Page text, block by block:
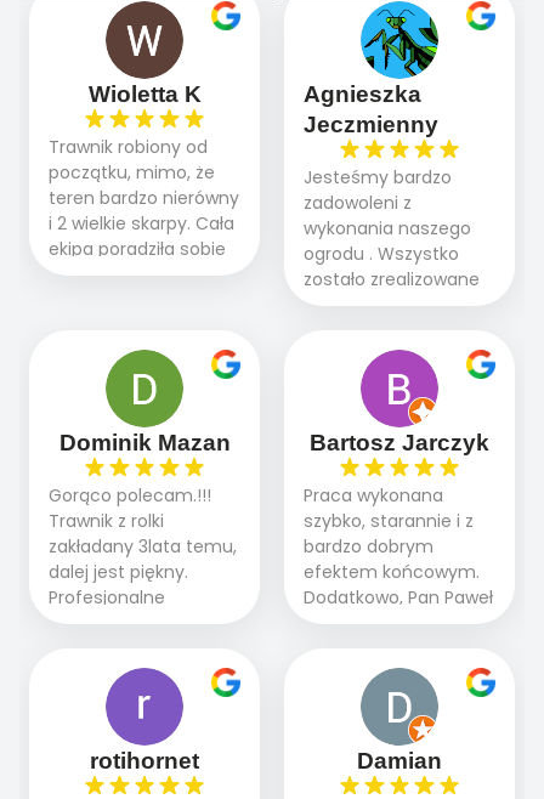
Wioletta K
Trawnik robiony od
początku, mimo, że
teren bardzo nierówny
i 2 wielkie skarpy. Cała
ekipa poradziła sobie
WSPANIALE od
panowie wiedzą co
robią. Wszystko poszło
sprawnie i szybko.
Doradztwo w
pielęgnacji trawnika
teraz i na późniejszym
etapie jest dużym
plusem. Teraz razem
z dzieckiem i małym
pieskiem cieszymy się
pięknym trawnikiem :)
A trawa robi efekt
Agnieszka
Jeczmienny
Jesteśmy bardzo
zadowoleni z
wykonania naszego
ogrodu . Wszystko
zostało zrealizowane
fachowo, rzetelnie i
oczekiwaniami. Prace
przebiegały sprawnie
dzięki temu,że firma
działa kompleksowo :
ogrodnictwo,nawodnienie,
brukarstwo.Efekt
końcowy przerósł
nasze oczekiwania.
Polecamy tę firmę
wszystkim , którzy
marzą o pięknym
Dominik Mazan
Gorąco polecam.!!!
Trawnik z rolki
zakładany 3lata temu,
dalej jest piękny.
Profesjonalne
podejście do pracy,
2 zlecenia na rolkę.
Polecam.
Bartosz Jarczyk
Praca wykonana
szybko, starannie i z
bardzo dobrym
efektem końcowym.
Dodatkowo, Pan Paweł
chętnie udziela porad
rotihornet Damian